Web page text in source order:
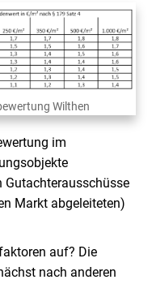
Wilthen
im
Gutachterausschüsse
Markt abgeleiteten)
auf? Die
nach anderen